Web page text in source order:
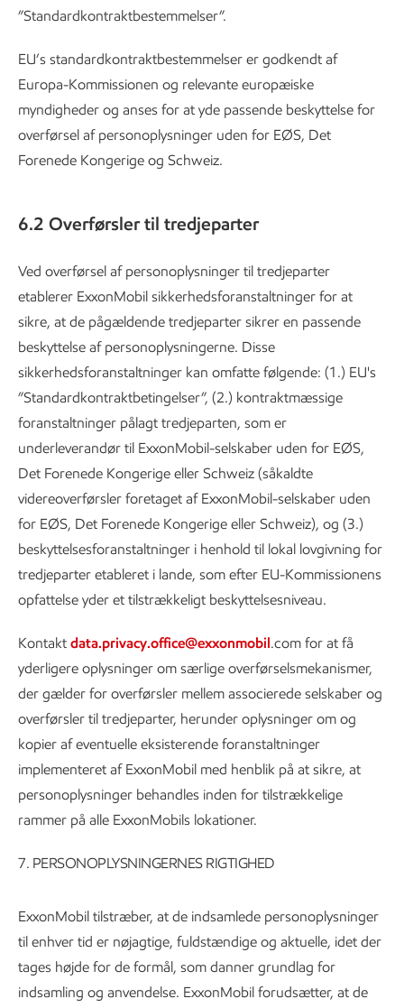
”Standardkontraktbestemmelser”.
EU’s standardkontraktbestemmelser er godkendt af
Europa-Kommissionen og relevante europæiske
myndigheder og anses for at yde passende beskyttelse for
overførsel af personoplysninger uden for EØS, Det
Forenede Kongerige og Schweiz.
6.2 Overførsler til tredjeparter
Ved overførsel af personoplysninger til tredjeparter
etablerer ExxonMobil sikkerhedsforanstaltninger for at
sikre, at de pågældende tredjeparter sikrer en passende
beskyttelse af personoplysningerne. Disse
sikkerhedsforanstaltninger kan omfatte følgende: (1.) EU's
”Standardkontraktbetingelser”, (2.) kontraktmæssige
foranstaltninger pålagt tredjeparten, som er
underleverandør til ExxonMobil-selskaber uden for EØS,
Det Forenede Kongerige eller Schweiz (såkaldte
videreoverførsler foretaget af ExxonMobil-selskaber uden
for EØS, Det Forenede Kongerige eller Schweiz), og (3.)
beskyttelsesforanstaltninger i henhold til lokal lovgivning for
tredjeparter etableret i lande, som efter EU-Kommissionens
opfattelse yder et tilstrækkeligt beskyttelsesniveau.
Kontakt data.privacy.office@exxonmobil.com for at få
yderligere oplysninger om særlige overførselsmekanismer,
der gælder for overførsler mellem associerede selskaber og
overførsler til tredjeparter, herunder oplysninger om og
kopier af eventuelle eksisterende foranstaltninger
implementeret af ExxonMobil med henblik på at sikre, at
personoplysninger behandles inden for tilstrækkelige
rammer på alle ExxonMobils lokationer.
7. PERSONOPLYSNINGERNES RIGTIGHED
ExxonMobil tilstræber, at de indsamlede personoplysninger
til enhver tid er nøjagtige, fuldstændige og aktuelle, idet der
tages højde for de formål, som danner grundlag for
indsamling og anvendelse. ExxonMobil forudsætter, at de